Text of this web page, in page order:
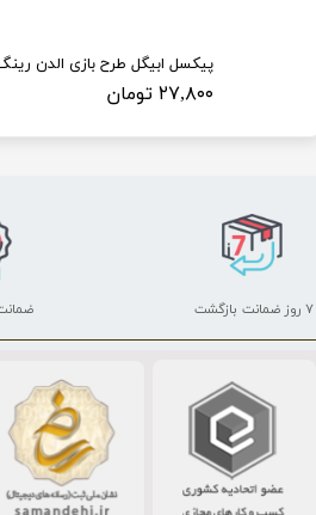
۲۷,۸۰۰ تومان
۷ روز ضمانت بازگشت